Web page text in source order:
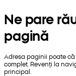
Ne pare
pagină
Adresa paginii poate
complet. Revenți la
principal.